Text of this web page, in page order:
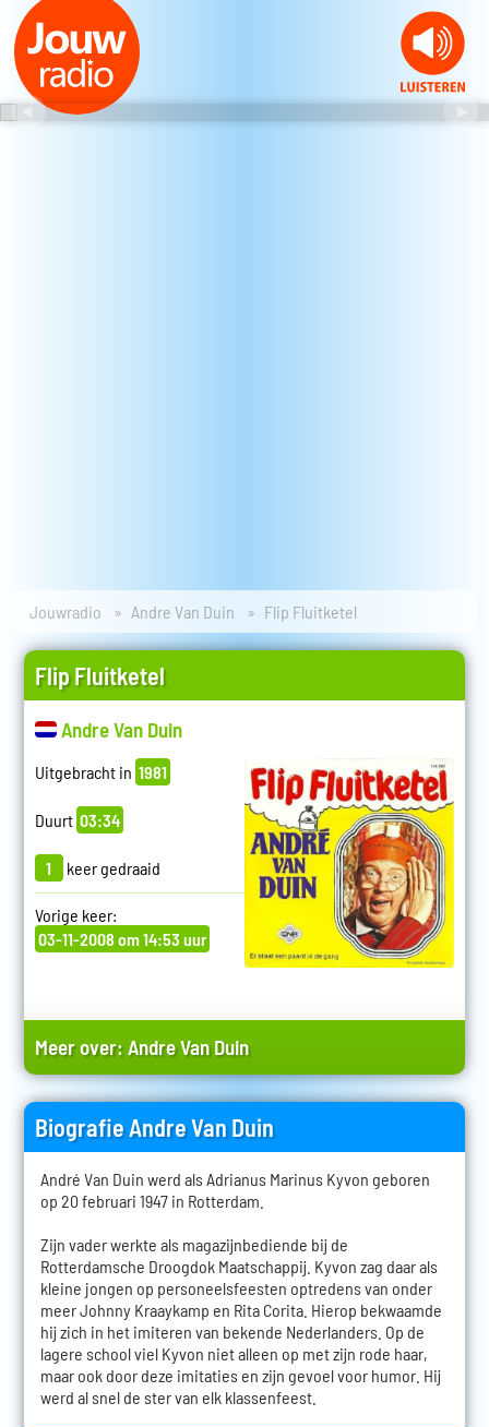
Jouwradio Andre Van Duin Flip Fluitketel
Flip Fluitketel
Andre Van Duin
Uitgebracht in 1981
Duurt 03:34
1 keer gedraaid
Vorige keer:
03-11-2008 om 14:53 uur
Meer over:Andre Van Duin
Biografie Andre Van Duin
André Van Duin werd als Adrianus Marinus Kyvon geboren
op 20 februari 1947 in Rotterdam.
Zijn vader werkte als magazijnbediende bij de
Rotterdamsche Droogdok Maatschappij. Kyvon zag daar als
kleine jongen op personeelsfeesten optredens van onder
meer Johnny Kraaykamp en Rita Corita. Hierop bekwaamde
hij zich in het imiteren van bekende Nederlanders. Op de
lagere school viel Kyvon niet alleen op met zijn rode haar,
maar ook door deze imitaties en zijn gevoel voor humor. Hij
werd al snel de ster van elk klassenfeest.